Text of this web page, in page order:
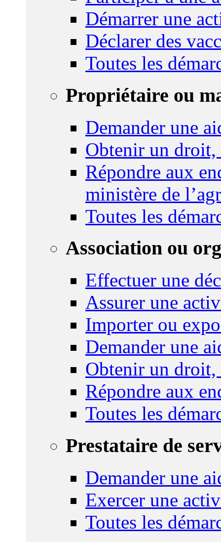
Démarrer une
Déclarer des
Toutes les
Propriétaire ou
Demander une
Obtenir un droit,
Répondre aux
ministère de
Toutes les
Association ou
Effectuer une
Assurer une
Importer ou
Demander une
Obtenir un droit,
Répondre aux
Toutes les
Prestataire de
Demander une
Exercer une
Toutes les